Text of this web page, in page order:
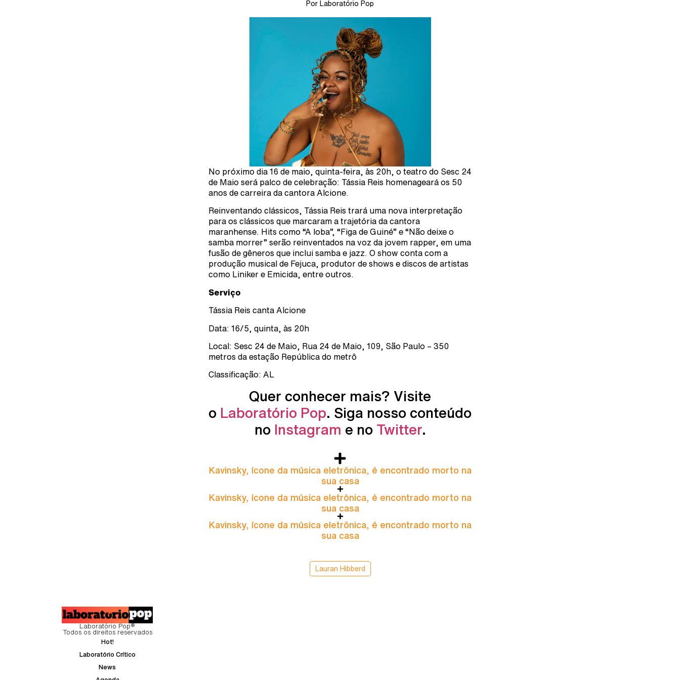
Por Laboratório Pop
No próximo dia 16 de maio, quinta-feira, às 20h, o teatro do Sesc 24
de Maio será palco de celebração: Tássia Reis homenageará os 50
anos de carreira da cantora Alcione.
Reinventando clássicos, Tássia Reis trará uma nova interpretação
para os clássicos que marcaram a trajetória da cantora
maranhense. Hits como “A loba”, “Figa de Guiné” e “Não deixe o
samba morrer” serão reinventados na voz da jovem rapper, em uma
fusão de gêneros que inclui samba e jazz. O show conta com a
produção musical de Fejuca, produtor de shows e discos de artistas
como Liniker e Emicida, entre outros.
Serviço
Tássia Reis canta Alcione
Data: 16/5, quinta, às 20h
Local: Sesc 24 de Maio, Rua 24 de Maio, 109, São Paulo – 350
metros da estação República do metrô
Classificação: AL
Quer conhecer mais? Visite
o Laboratório Pop. Siga nosso conteúdo
no Instagram e no Twitter.
Kavinsky, ícone da música eletrônica, é encontrado morto na
sua casa
Kavinsky, ícone da música eletrônica, é encontrado morto na
sua casa
Kavinsky, ícone da música eletrônica, é encontrado morto na
sua casa
Lauran Hibberd
Laboratório Pop®
Todos os direitos reservados
Hot!
Laboratório Crítico
News